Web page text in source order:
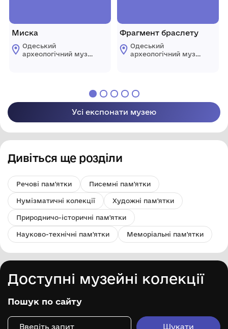
Миска
Одеський
археологічний музей
Фрагмент браслету
Одеський
археологічний музей
Усі експонати музею
Дивіться ще розділи
Речові пам'ятки Писемні пам'ятки
Нумізматичні колекції Художні пам'ятки
Природничо-історичні пам'ятки
Науково-технічні пам'ятки Меморіальні пам'ятки
Доступні музейні колекції
Пошук по сайту